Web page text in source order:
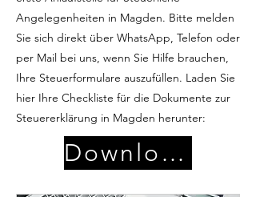
Angelegenheiten in Magden. Bitte melden
Sie sich direkt über WhatsApp, Telefon oder
per Mail bei uns, wenn Sie Hilfe brauchen,
Ihre Steuerformulare auszufüllen. Laden Sie
hier Ihre Checkliste für die Dokumente zur
Steuererklärung in Magden herunter:
Download